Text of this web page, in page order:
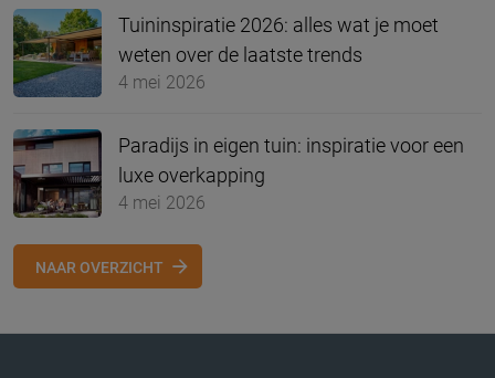
Tuininspiratie 2026: alles wat je moet
weten over de laatste trends
4 mei 2026
Paradijs in eigen tuin: inspiratie voor een
luxe overkapping
4 mei 2026
NAAR OVERZICHT